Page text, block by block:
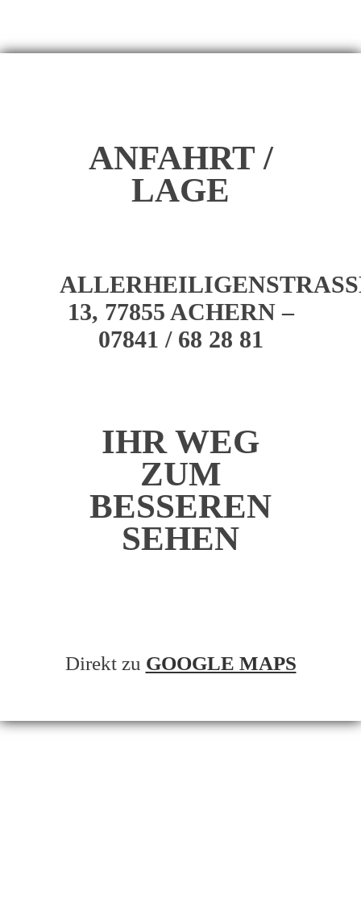
ANFAHRT /
LAGE
ALLERHEILIGENSTRASSE
3, 77855 ACHERN – 0
7841 / 68 28 81
IHR WEG
ZUM
BESSEREN
SEHEN
Direkt zu GOOGLE MAPS